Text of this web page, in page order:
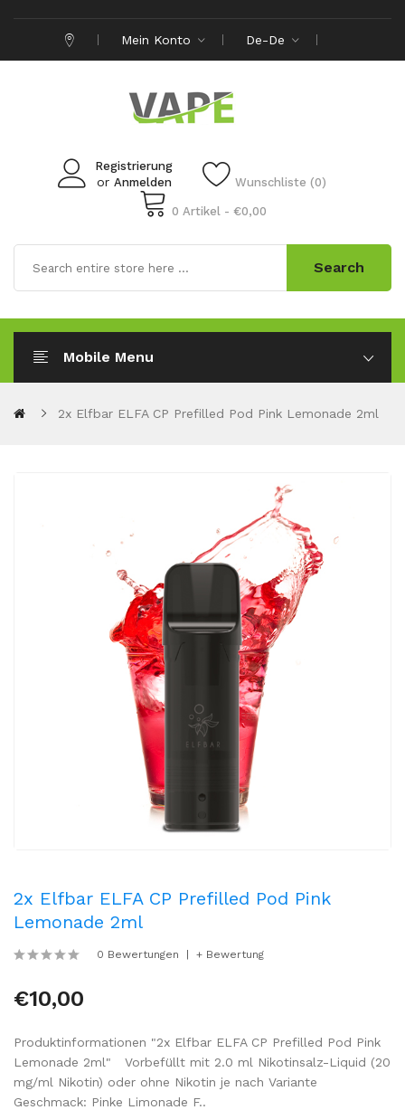
Mein Konto De-De
Registrierung
or Anmelden Wunschliste (0)
0 Artikel - €0,00
Search
Mobile Menu
2x Elfbar ELFA CP Prefilled Pod Pink Lemonade 2ml
2x Elfbar ELFA CP Prefilled Pod Pink
Lemonade 2ml
0 Bewertungen + Bewertung
€10,00
Produktinformationen "2x Elfbar ELFA CP Prefilled Pod Pink
Lemonade 2ml" Vorbefüllt mit 2.0 ml Nikotinsalz-Liquid (20
mg/ml Nikotin) oder ohne Nikotin je nach Variante
Geschmack: Pinke Limonade F..